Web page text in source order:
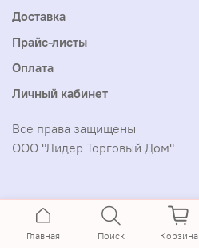
Доставка
Прайс-листы
Оплата
Личный кабинет
Все права защищены
ООО "Лидер Торговый Дом"
Главная Поиск Корзина